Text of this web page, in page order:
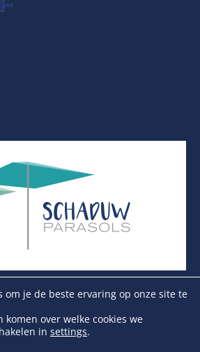
© 2026. Alle Rechten
om je de beste ervaring op onze site te
komen over welke cookies we
in settings.